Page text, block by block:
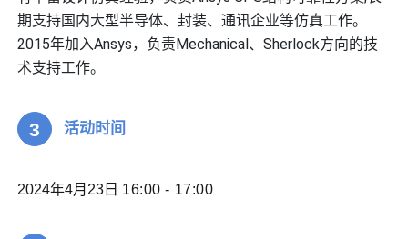
期支持国内大型半导体、封装、通讯企业等仿真工作。
2015年加入Ansys，负责Mechanical、Sherlock方向的技
术支持工作。
3 活动时间
2024年4月23日 16:00 - 17:00